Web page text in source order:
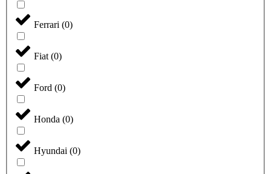
Ferrari (0)
Fiat (0)
Ford (0)
Honda (0)
Hyundai (0)